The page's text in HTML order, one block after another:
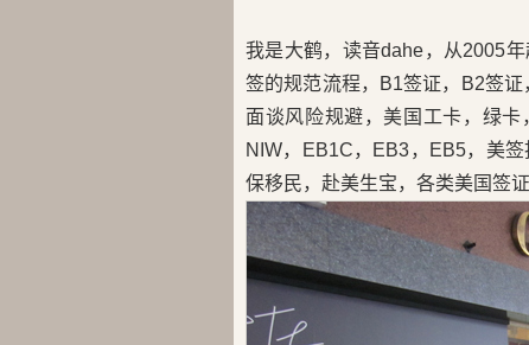
我是大鹤，读音dahe，从2005
签的规范流程，B1签证，B2签
面谈风险规避，美国工卡，绿
NIW，EB1C，EB3，EB5，美
保移民，赴美生宝，各类美国签